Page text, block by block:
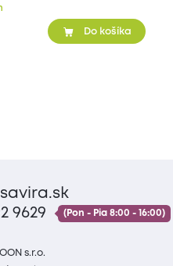
Do košíka
9629
(Pon - Pia 8:00 - 16:00)
s.r.o.